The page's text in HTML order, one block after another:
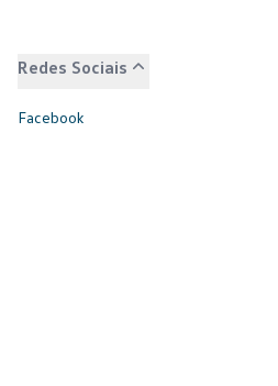
Redes Sociais
Facebook